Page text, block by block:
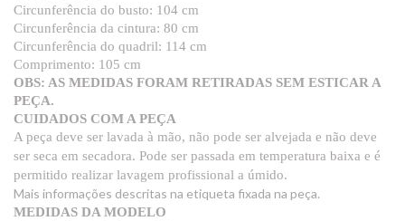
Circunferência do busto: 104 cm
Circunferência da cintura: 80 cm
Circunferência do quadril: 114 cm
Comprimento: 105 cm
OBS: AS MEDIDAS FORAM RETIRADAS SEM ESTICAR A
PEÇA.
CUIDADOS COM A PEÇA
A peça deve ser lavada à mão, não pode ser alvejada e não deve
ser seca em secadora. Pode ser passada em temperatura baixa e é
permitido realizar lavagem profissional a úmido.
Mais informações descritas na etiqueta fixada na peça.
MEDIDAS DA MODELO